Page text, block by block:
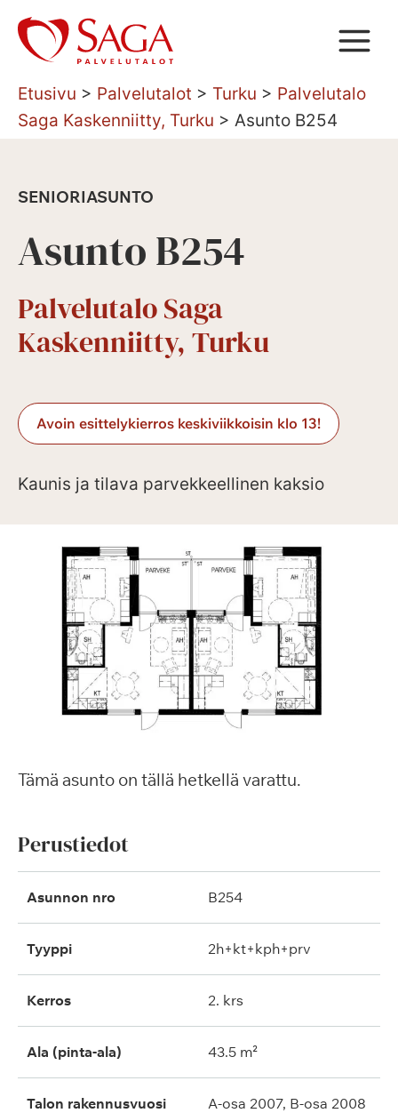
Siirry
sisältöön
Etusivu > Palvelutalot > Turku > Palvelutalo
Saga Kaskenniitty, Turku > Asunto B254
SENIORIASUNTO
Asunto B254
Palvelutalo Saga
Kaskenniitty, Turku
Avoin esittelykierros keskiviikkoisin klo 13!
Kaunis ja tilava parvekkeellinen kaksio
Tämä asunto on tällä hetkellä varattu.
Perustiedot
Asunnon nro B254
Tyyppi 2h+kt+kph+prv
Kerros 2. krs
Ala (pinta-ala) 43.5 m²
Talon rakennusvuosi A-osa 2007, B-osa 2008